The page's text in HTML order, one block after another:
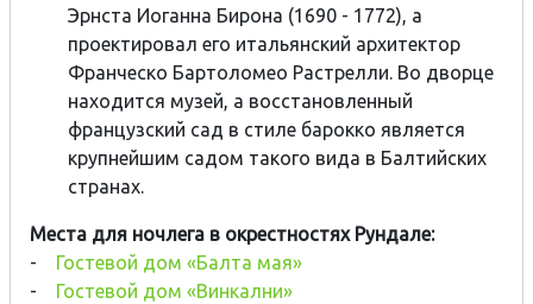
Эрнста Иоганна Бирона (1690 - 1772), а
проектировал его итальянский архитектор
Франческо Бартоломео Растрелли. Во дворце
находится музей, а восстановленный
французский сад в стиле барокко является
крупнейшим садом такого вида в Балтийских
странах.
Места для ночлега в окрестностях Рундале:
-
Гостевой дом «Балта мая»
-
Гостевой дом «Винкални»